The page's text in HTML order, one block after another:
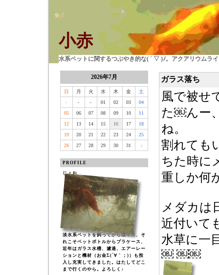
小赤
水系ペットに関するつぶやき的な( ´ ▽ )ﾉ。アクアリウムラ
2026年7月
日 月 火 水 木 金
土
-
- - 01 02 03
04
05
06 07 08 09 10
11
12
13 14 15 16 17
18
19
20 21 22 23 24
25
26
27 28 29 30 31 -
PROFILE
じょお
淡水系ペットを飼ってから幾年月、そ
れこそペットボトルからプラケース、
近年はガラス水槽、濾過、エアーレー
ションと機材（お金Σ(´∀｀；)）も投
入し充実してきました。はたしてどこ
まで行くのやら。よろしく♪
ガラス落ち
風で被せ
た￼んー
ね。
割れても
ちた時に
重しか何
メダカは
近付いて
水草に一
￼ ￼￼